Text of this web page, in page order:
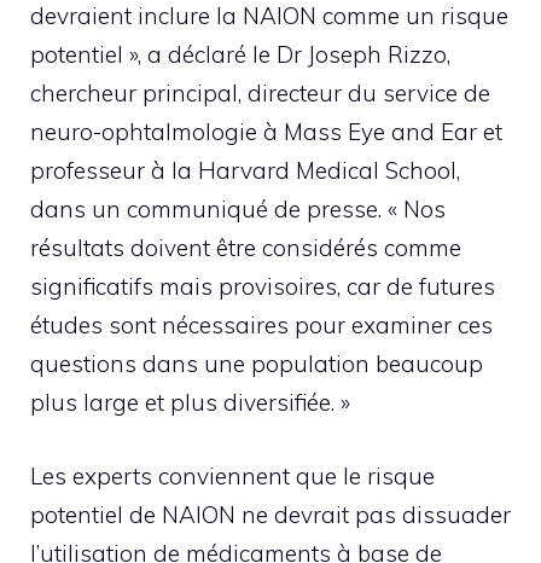
devraient inclure la NAION comme un risque
potentiel », a déclaré le Dr Joseph Rizzo,
chercheur principal, directeur du service de
neuro-ophtalmologie à Mass Eye and Ear et
professeur à la Harvard Medical School,
dans un communiqué de presse. « Nos
résultats doivent être considérés comme
significatifs mais provisoires, car de futures
études sont nécessaires pour examiner ces
questions dans une population beaucoup
plus large et plus diversifiée. »
Les experts conviennent que le risque
potentiel de NAION ne devrait pas dissuader
l’utilisation de médicaments à base de